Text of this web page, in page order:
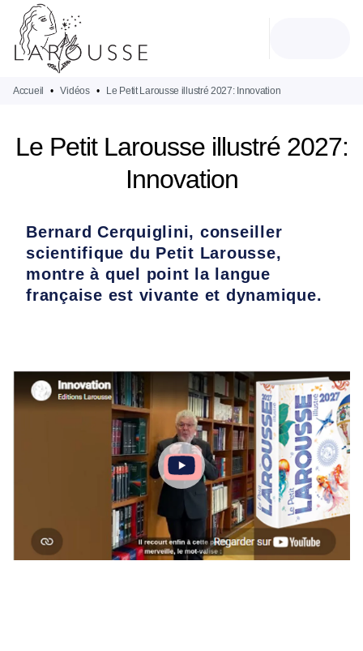
MENU
PIED DE PAGE
Accueil • Vidéos • Le Petit Larousse illustré 2027: Innovation
Le Petit Larousse illustré 2027:
Innovation
Bernard Cerquiglini, conseiller
scientifique du Petit Larousse,
montre à quel point la langue
française est vivante et dynamique.